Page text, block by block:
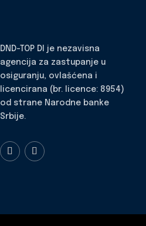
DND-TOP DI je nezavisna
agencija za zastupanje u
osiguranju, ovlašćena i
licencirana (br. licence: 8954)
od strane Narodne banke
Srbije.